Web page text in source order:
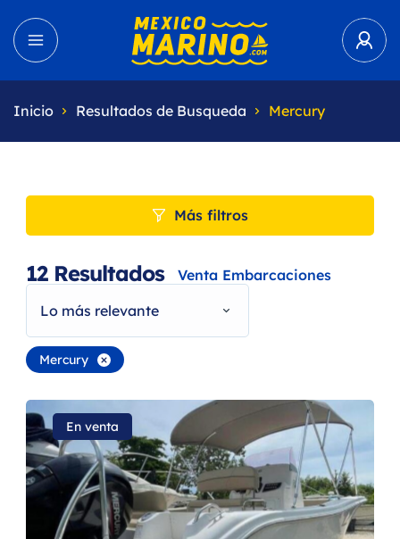
Inicio Resultados de Busqueda Mercury
Más filtros
12 Resultados
Venta Embarcaciones
Lo más relevante
Mercury
En venta